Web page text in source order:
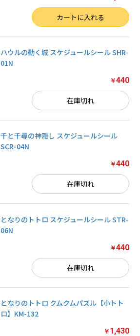
カートに入れる
ハウルの動く城 スケジュールシール SHR-
01N
￥440
在庫切れ
千と千尋の神隠し スケジュールシール
SCR-04N
￥440
在庫切れ
となりのトトロ スケジュールシール STR-
06N
￥440
在庫切れ
となりのトトロ クムクムパズル【小トト
ロ】KM-132
￥ 1,430